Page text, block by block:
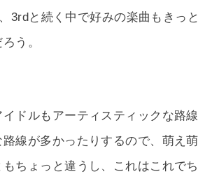
3rdと続く中で好みの楽曲もきっと
う。
イドルもアーティスティックな路線
線が多かったりするので、萌え萌
もちょっと違うし、これはこれでち